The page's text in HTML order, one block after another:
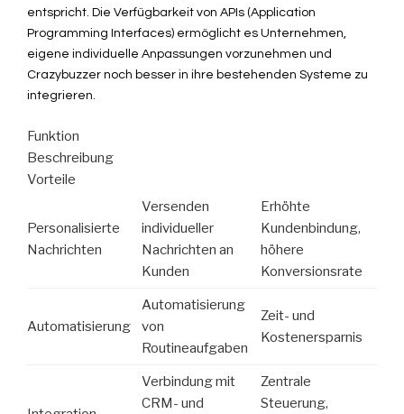
entspricht. Die Verfügbarkeit von APIs (Application
Programming Interfaces) ermöglicht es Unternehmen,
eigene individuelle Anpassungen vorzunehmen und
Crazybuzzer noch besser in ihre bestehenden Systeme zu
integrieren.
Funktion
Beschreibung
Vorteile
Personalisierte
Nachrichten
Versenden
individueller
Nachrichten an
Kunden
Erhöhte
Kundenbindung,
höhere
Konversionsrate
Automatisierung
Automatisierung
von
Routineaufgaben
Zeit- und
Kostenersparnis
Verbindung mit
CRM- und
Zentrale
Steuerung,